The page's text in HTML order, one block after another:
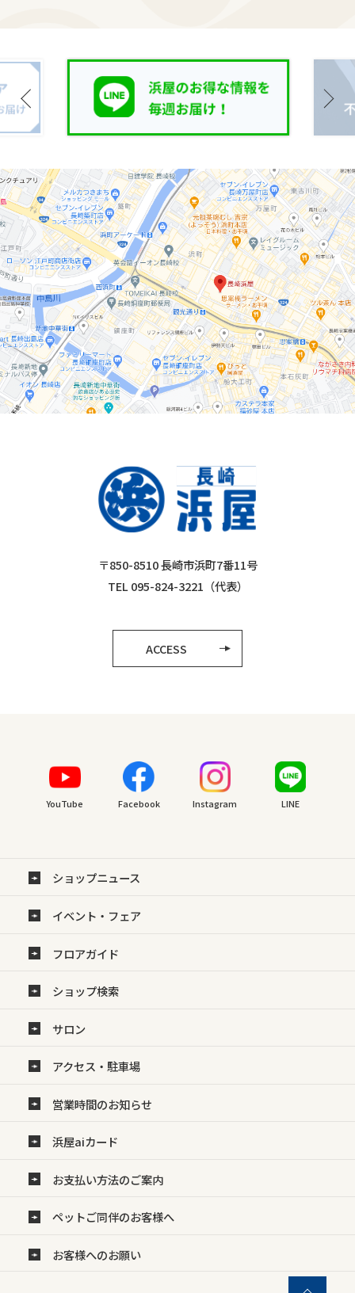
〒850-8510 長崎市浜町7番11号
TEL 095-824-3221（代表）
ACCESS
YouTube Facebook Instagram LINE
ショップニュース
イベント・フェア
フロアガイド
ショップ検索
サロン
アクセス・駐車場
営業時間のお知らせ
浜屋aiカード
お支払い方法のご案内
ペットご同伴のお客様へ
お客様へのお願い